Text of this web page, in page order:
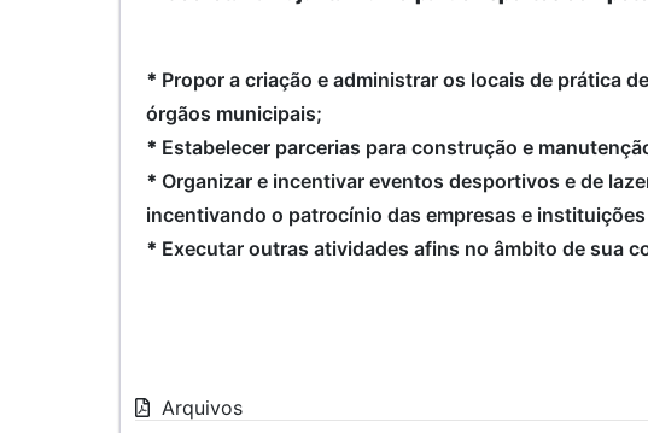
* Propor a criação e administrar os locais de prática
órgãos municipais;
* Estabelecer parcerias para construção e
* Organizar e incentivar eventos desportivos e de
incentivando o patrocínio das empresas e
* Executar outras atividades afins no âmbito de sua
Arquivos